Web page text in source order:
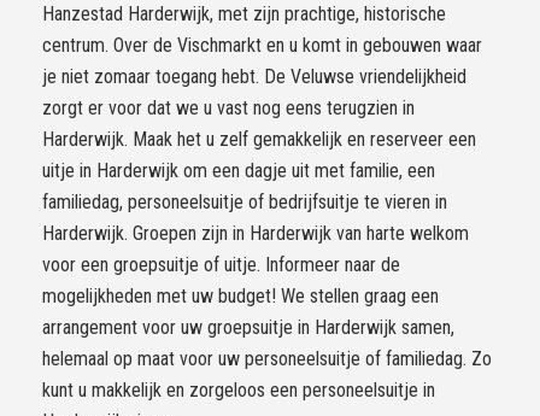
Hanzestad Harderwijk, met zijn prachtige, historische
centrum. Over de Vischmarkt en u komt in gebouwen waar
je niet zomaar toegang hebt. De Veluwse vriendelijkheid
zorgt er voor dat we u vast nog eens terugzien in
Harderwijk. Maak het u zelf gemakkelijk en reserveer een
uitje in Harderwijk om een dagje uit met familie, een
familiedag, personeelsuitje of bedrijfsuitje te vieren in
Harderwijk. Groepen zijn in Harderwijk van harte welkom
voor een groepsuitje of uitje. Informeer naar de
mogelijkheden met uw budget! We stellen graag een
arrangement voor uw groepsuitje in Harderwijk samen,
helemaal op maat voor uw personeelsuitje of familiedag. Zo
kunt u makkelijk en zorgeloos een personeelsuitje in